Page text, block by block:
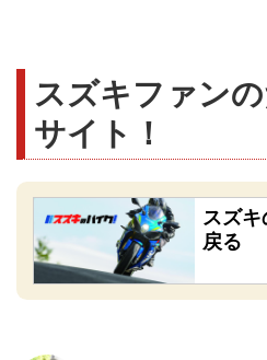
スズキファン
サイト！
スズキ
戻る